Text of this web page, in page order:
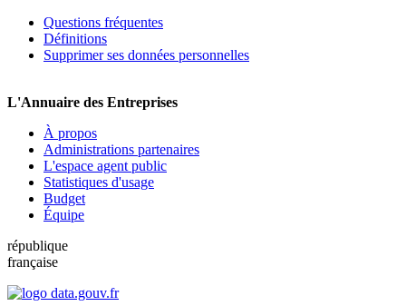
Questions fréquentes
Définitions
Supprimer ses données personnelles
L'Annuaire des Entreprises
À propos
Administrations partenaires
L'espace agent public
Statistiques d'usage
Budget
Équipe
république
française